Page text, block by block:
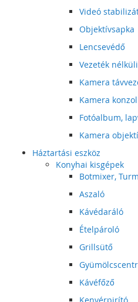
Videó
Objektívsapka
Lencsevédő
Vezeték
Kamera
Kamera konzol
Fotóalbum,
Kamera
Háztartási eszköz
Konyhai kisgépek
Botmixer,
Aszaló
Kávédaráló
Ételpároló
Grillsütő
Kávéfőző